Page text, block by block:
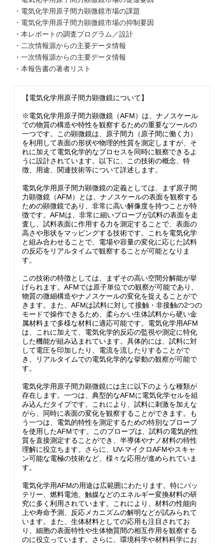
・電気化学用原子間力顕微鏡市場の課題
・電気化学用原子間力顕微鏡市場の抑制要因
・本レポートの調査プログラム／設計
・二次情報源からの主要データ情報
・一次情報源からの主要データ情報
・本報告書の著者リスト
【電気化学用原子間力顕微鏡について】
※電気化学用原子間力顕微鏡（AFM）は、ナノスケール
での物質の構造や特性を観察するための重要なツールの
一つです。この顕微鏡は、原子間力（原子間に働く力）
を利用して表面の形状や物理的性質を測定しますが、そ
れに加えて電気化学的なプロセスを同時に観察できるよ
うに設計されています。以下に、この技術の概念、特
徴、用途、関連技術等について詳述します。
電気化学用原子間力顕微鏡の定義としては、まず原子間
力顕微鏡（AFM）とは、ナノスケールの表面を観察する
ための顕微鏡であり、非常に高い解像度を持つことが特
徴です。AFMは、非常に細いプローブが試料の表面を走
査し、試料表面に作用する力を測定することで、表面の
高さや形状をマッピングする技術です。これを電気化学
と組み合わせることで、電場や容量の変化に応じた試料
の反応をリアルタイムで観察することが可能となりま
す。
この技術の特徴としては、まずその高い空間分解能が挙
げられます。AFMでは原子単位での観察が可能であり、
物質の微細構造やナノスケールの変化を捉えることがで
きます。また、AFMは試料に対して接触・非接触の2つの
モードで操作できるため、柔らかい生体試料から硬い金
属材料まで多様な材料に適応可能です。電気化学用AFM
は、これに加えて、電気化学的反応の監視や測定に特化
した機能が組み込まれています。具体的には、試料に対
して電圧を印加したり、電流を流したりすることがで
き、リアルタイムでの電気化学的な挙動の観察が可能で
す。
電気化学用原子間力顕微鏡には主に以下のような種類が
存在します。一つは、典型的なAFMに電気化学セルを組
み込んだタイプです。これにより、試料に刺激を加えな
がら、同時に表面の変化を観察することができます。も
う一つは、電気的特性を測定するための特別なプローブ
を使用したAFMです。このプローブは、試料の電気的性
質を直接測定することができ、半導体やナノ材料の特性
理解に役立ちます。さらに、UV-マイクロAFMやスキャ
ン可能な電極の技術など、様々な応用が進められていま
す。
電気化学用AFMの用途は広範囲にわたります。特にバッ
テリー、燃料電池、触媒などのエネルギー変換材料の研
究に多く利用されています。これにより、材料の性能向
上や寿命予測、反応メカニズムの解明などが試みられて
います。また、生体材料としての応用も注目されてお
り、細胞の表面特性や生体物質間の相互作用を観察する
のに役立っています。さらに、環境科学や材料科学にお